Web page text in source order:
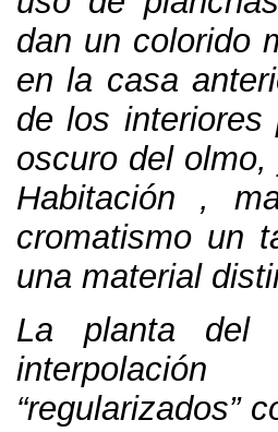
dan un colorido
en la casa
de los interiores
oscuro del olmo,
Habitación ,
cromatismo un
una material
La planta del
“regularizados”